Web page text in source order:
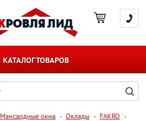
КАТАЛОГ ТОВАРОВ
Мансардные окна Оклады
FAKRO